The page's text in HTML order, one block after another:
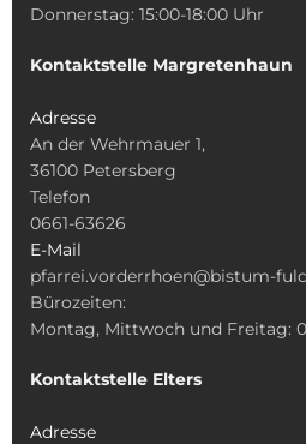
Donnerstag: 15:00-18:00 Uhr
Kontaktstelle Margretenhaun
Adresse
An der Wehrmauer 1,
36100 Petersberg
Telefon
0661-63626
E-Mail
pfarrei.vorderrhoen@bistum-
Bürozeiten:
Montag, Mittwoch und Freitag:
Kontaktstelle Elters
Adresse